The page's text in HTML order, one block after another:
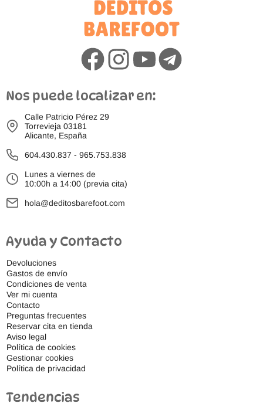
Nos puede localizar en:
Calle Patricio Pérez 29
Torrevieja 03181
Alicante, España
604.430.837 - 965.753.838
Lunes a viernes de
10:00h a 14:00 (previa cita)
hola@deditosbarefoot.com
Ayuda y Contacto
Devoluciones
Gastos de envío
Condiciones de venta
Ver mi cuenta
Contacto
Preguntas frecuentes
Reservar cita en tienda
Aviso legal
Política de cookies
Gestionar cookies
Política de privacidad
Tendencias